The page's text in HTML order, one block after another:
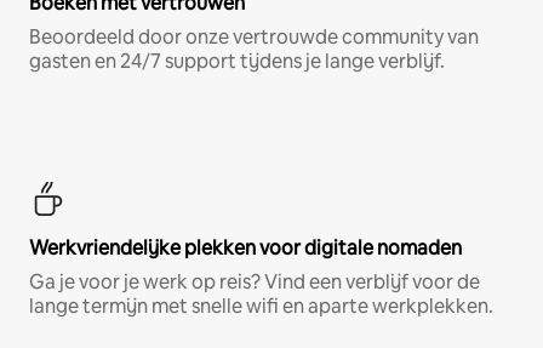
Beoordeeld door onze vertrouwde community van
gasten en 24/7 support tijdens je lange verblijf.
Werkvriendelijke plekken voor digitale nomaden
Ga je voor je werk op reis? Vind een verblijf voor de
lange termijn met snelle wifi en aparte werkplekken.